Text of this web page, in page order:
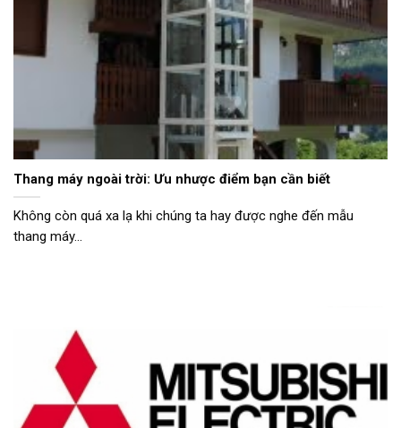
Thang máy ngoài trời: Ưu nhược điểm bạn cần biết
Không còn quá xa lạ khi chúng ta hay được nghe đến mẫu
thang máy...